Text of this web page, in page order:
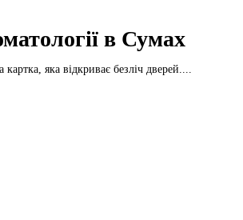
в Сумах
яка відкриває безліч дверей....